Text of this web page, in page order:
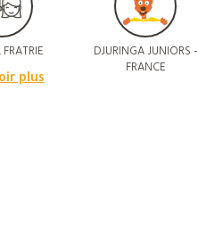
plus
DJURINGA JUNIORS -
FRANCE